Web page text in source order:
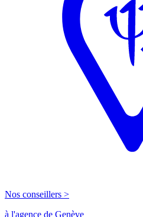
Nos conseillers >
à l'agence de Genève